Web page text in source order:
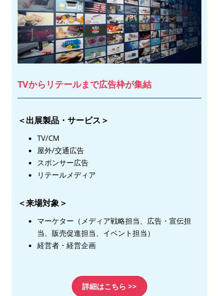
TVからリテールまで広告枠が集結
＜出展製品・サービス＞
TV/CM
屋外/交通広告
スポンサー広告
リテールメディア
＜来場対象＞
マーケター（メディア戦略担当、広告・宣伝担
当、販売促進担当、イベント担当）
経営者・経営企画
詳細はこちら >>